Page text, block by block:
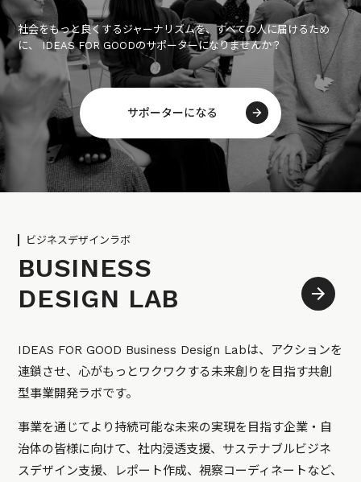
社会をもっと良くするジャーナリズムを、すべての人に届けるため
に、 IDEAS FOR GOODのサポーターになりませんか？
サポーターになる
ビジネスデザインラボ
BUSINESS
DESIGN LAB
IDEAS FOR GOOD Business Design Labは、アクションを
連鎖させ、心がもっとワクワクする未来創りを目指す共創
型事業開発ラボです。
事業を通じてより持続可能な未来の実現を目指す企業・自
治体の皆様に向けて、社内浸透支援、サステナブルビジネ
スデザイン支援、レポート作成、視察コーディネートなど、